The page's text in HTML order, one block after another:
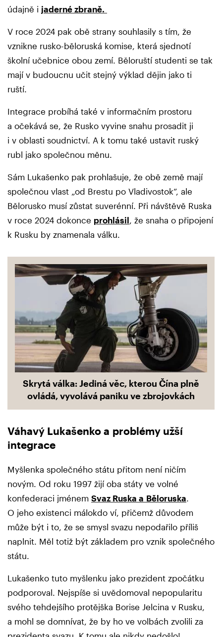
údajně i jaderné zbraně.
V roce 2024 pak obě strany souhlasily s tím, že
vznikne rusko-běloruská komise, která sjednotí
školní učebnice obou zemí. Běloruští studenti se tak
mají v budoucnu učit stejný výklad dějin jako ti
ruští.
Integrace probíhá také v informačním prostoru
a očekává se, že Rusko vyvine snahu prosadit ji
i v oblasti soudnictví. A k tomu také ustavit ruský
rubl jako společnou měnu.
Sám Lukašenko pak prohlašuje, že obě země mají
společnou vlast „od Brestu po Vladivostok”, ale
Bělorusko musí zůstat suverénní. Při návštěvě Ruska
v roce 2024 dokonce prohlásil , že snaha o připojení
k Rusku by znamenala válku.
Skrytá válka: Jediná věc, kterou Čína plně
ovládá, vyvolává paniku ve zbrojovkách
Váhavý Lukašenko a problémy užší
integrace
Myšlenka společného státu přitom není ničím
novým. Od roku 1997 žijí oba státy ve volné
konfederaci jménem Svaz Ruska a Běloruska
O jeho existenci málokdo ví, přičemž důvodem
může být i to, že se smysl svazu nepodařilo příliš
naplnit. Měl totiž být základem pro vznik společného
státu.
Lukašenko tuto myšlenku jako prezident zpočátku
podporoval. Nejspíše si uvědomoval nepopularitu
svého tehdejšího protějška Borise Jelcina v Rusku,
a mohl se domnívat, že by ho ve volbách zvolili za